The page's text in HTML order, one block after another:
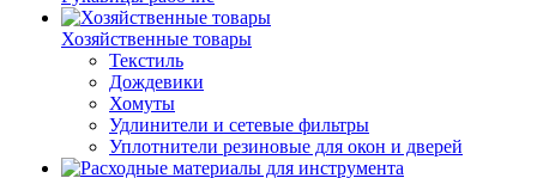
Хозяйственные товары
Текстиль
Дождевики
Хомуты
Удлинители и сетевые фильтры
Уплотнители резиновые для окон и дверей